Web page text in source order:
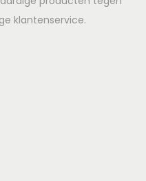
klantenservice.